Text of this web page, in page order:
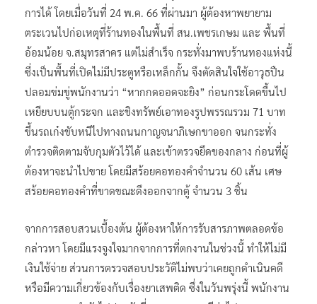
การได้ โดยเมื่อวันที่ 24 พ.ค. 66 ที่ผ่านมา ผู้ต้องหาพยายาม
ตระเวนไปก่อเหตุที่ร้านทองในพื้นที่ สน.เพชรเกษม และ พื้นที่
อ้อมน้อย จ.สมุทรสาคร แต่ไม่สำเร็จ กระทั่งมาพบร้านทองแห่งนี้
ซึ่งเป็นพื้นที่เปิดไม่มีประตูหรือเหล็กกั้น จึงตัดสินใจใช้อาวุธปืน
ปลอมข่มขู่พนักงานว่า “หากกดออดจะยิง” ก่อนกระโดดขึ้นไป
เหยียบบนตู้กระจก และชิงทรัพย์เอาทองรูปพรรณรวม 71 บาท
ขึ้นรถเก๋งขับหนีไปทางถนนกาญจนาภิเษกขาออก จนกระทั่ง
ตำรวจติดตามจับกุมตัวไว้ได้ และเข้าตรวจยึดของกลาง ก่อนที่ผู้
ต้องหาจะนำไปขาย โดยมีสร้อยคอทองคำจำนวน 60 เส้น เศษ
สร้อยคอทองคำที่ขาดขณะดึงออกจากตู้ จำนวน 3 ชิ้น
จากการสอบสวนเบื้องต้น ผู้ต้องหาให้การรับสารภาพตลอดข้อ
กล่าวหา โดยมีแรงจูงใจมากจากการที่ตกงานในช่วงนี้ ทำให้ไม่มี
เงินใช้จ่าย ส่วนการตรวจสอบประวัติไม่พบว่าเคยถูกดำเนินคดี
หรือมีความเกี่ยวข้องกับเรื่องยาเสพติด ซึ่งในวันพรุ่งนี้ พนักงาน